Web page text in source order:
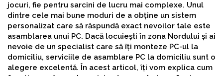
jocuri, fie pentru sarcini de lucru mai complexe. Unul
dintre cele mai bune moduri de a obține un sistem
personalizat care să răspundă exact nevoilor tale este
asamblarea unui PC. Dacă locuiești în zona Nordului și ai
nevoie de un specialist care să îți monteze PC-ul la
domiciliu, serviciile de asamblare PC la domiciliu sunt o
alegere excelentă. În acest articol, îți vom explica cum